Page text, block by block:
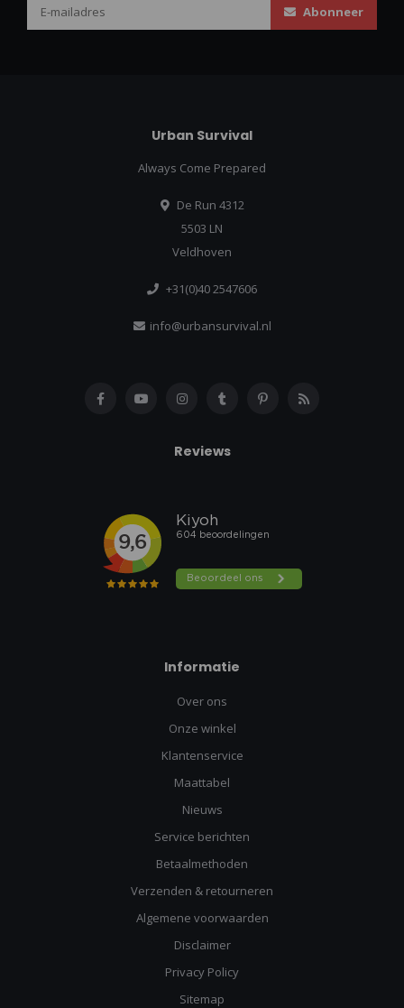
Abonneer
Urban Survival
Always Come Prepared
De Run 4312
5503 LN
Veldhoven
+31(0)40 2547606
info@urbansurvival.nl
Reviews
Informatie
Over ons
Onze winkel
Klantenservice
Maattabel
Nieuws
Service berichten
Betaalmethoden
Verzenden & retourneren
Algemene voorwaarden
Disclaimer
Privacy Policy
Sitemap